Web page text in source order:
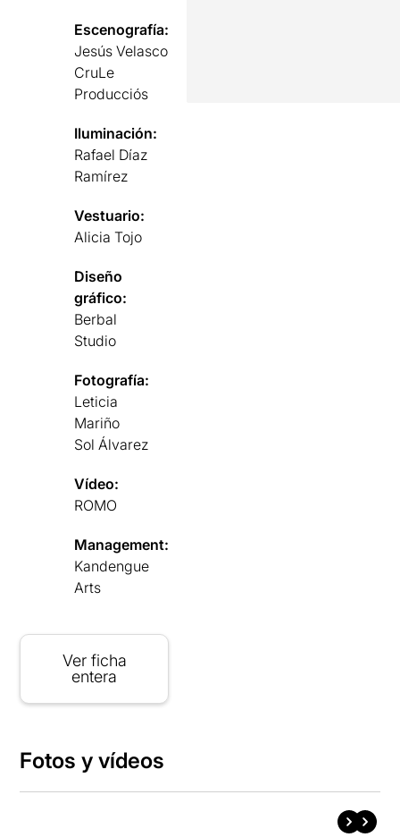
Escenografía:
Jesús Velasco
CruLe
Producciós
Iluminación:
Rafael Díaz
Ramírez
Vestuario:
Alicia Tojo
Diseño
gráfico:
Berbal
Studio
Fotografía:
Leticia
Mariño
Sol Álvarez
Vídeo:
ROMO
Management:
Kandengue
Arts
Ver ficha
entera
Fotos y vídeos